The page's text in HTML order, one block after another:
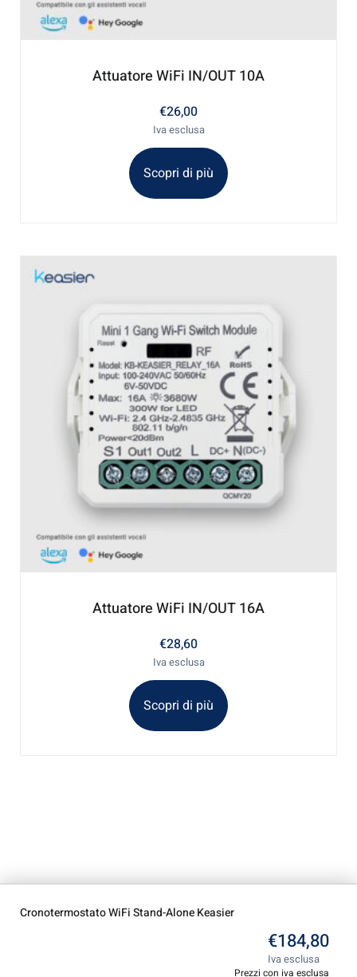
Attuatore WiFi IN/OUT 10A
€26,00
Iva esclusa
Scopri di più
Attuatore WiFi IN/OUT 16A
€28,60
Iva esclusa
Scopri di più
Cronotermostato WiFi Stand-Alone Keasier
€184,80
Iva esclusa
Prezzi con iva esclusa